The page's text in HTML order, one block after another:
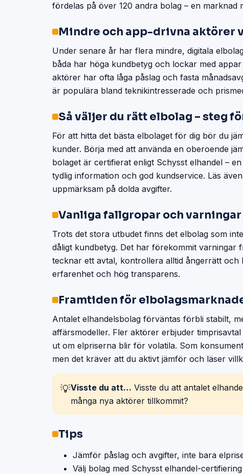
fördelas på över 120 andra bolag – en
Mindre och app-drivna aktörer
Under senare år har flera mindre, digitala
båda har höga kundbetyg och lockar med
aktörer har ofta låga påslag och fasta
är populära bland teknikintresserade och
Så väljer du rätt elbolag – steg
För att hitta det bästa elbolaget för dig bör du
kunder. Börja med att använda en oberoende
bolaget är certifierat enligt Schysst elhandel –
tydlig information och god kundservice. Läs
uppmärksam på dolda avgifter.
Vanliga fallgropar och varningar
Trots det stora utbudet finns det elbolag som
dåligt kundbetyg. Det har förekommit varningar
tecknar ett avtal, kontrollera alltid ångerrätt och
erfarenhet och hög transparens.
Framtiden för
Antalet elhandelsbolag förväntas förbli stabilt,
affärsmodeller. Fler aktörer erbjuder
ut om elpriserna blir för volatila. Som
men det kräver att du aktivt jämför och läser
💡Visste du att… Visste du att antalet
många nya aktörer tillkommit?
Tips
Jämför påslag och avgifter, inte bara
Välj bolag med Schysst elhandel-